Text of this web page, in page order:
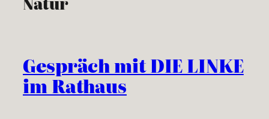
Gespräch mit DIE LINKE
im Rathaus